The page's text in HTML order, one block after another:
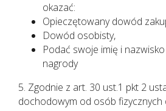
okazać:
Opieczętowany dowód
Dowód osobisty,
Podać swoje imię i
nagrody
5. Zgodnie z art. 30 ust.1 pkt 2
dochodowym od osób